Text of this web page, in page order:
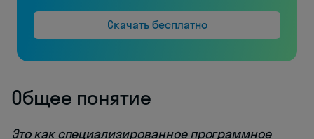
Скачать бесплатно
Общее понятие
Это как специализированное программное